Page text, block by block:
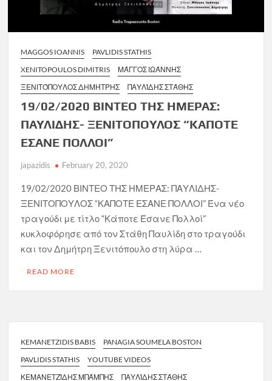
MAGGOS IOANNIS
PAVLIDIS STATHIS
XENITOPOULOS DIMITRIS
ΜΆΓΓΟΣ ΙΩΆΝΝΗΣ
ΞΕΝΙΤΌΠΟΥΛΟΣ ΔΗΜΉΤΡΗΣ
ΠΑΥΛΊΔΗΣ ΣΤΆΘΗΣ
19/02/2020 ΒΙΝΤΕΟ ΤΗΣ ΗΜΕΡΑΣ:
ΠΑΥΛΙΔΗΣ- ΞΕΝΙΤΟΠΟΥΛΟΣ “ΚΑΠΟΤΕ
ΕΣΑΝΕ ΠΟΛΛΟΙ”
japazidis February 20, 2020
19/02/2020 ΒΙΝΤΕΟ ΤΗΣ ΗΜΕΡΑΣ: ΠΑΥΛΙΔΗΣ-
ΞΕΝΙΤΟΠΟΥΛΟΣ “ΚΑΠΟΤΕ ΕΣΑΝΕ ΠΟΛΛΟΙ” Ένα νέο
τραγούδι με τίτλο “Κάποτε Έσανε Πολλοί”
κυκλοφόρησε από τον Στάθη Παυλίδη στο τραγούδι
και τον Δημήτρη Ξενιτόπουλο στη λύρα …
READ MORE
KEMANETZIDIS BABIS
PANAGIA SOUMELA BOSTON
PAVLIDIS STATHIS
YOUTUBE VIDEOS
ΚΕΜΑΝΕΤΖΊΔΗΣ ΜΠΆΜΠΗΣ
ΠΑΥΛΊΔΗΣ ΣΤΆΘΗΣ